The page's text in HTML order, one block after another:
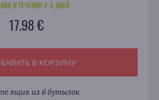
В ТЕЧЕНИИ 2-3 ДНЕЙ
17.98 €
В КОРЗИНУ
ящик из 6 бутылок